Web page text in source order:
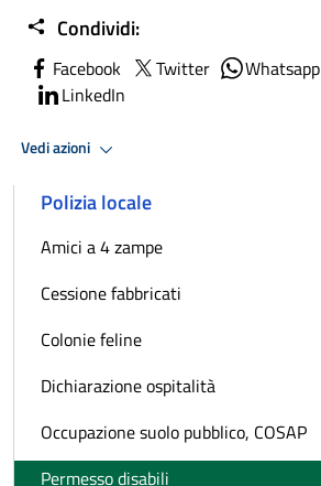
Condividi:
Facebook Twitter Whatsapp
LinkedIn
Vedi azioni
Polizia locale
Amici a 4 zampe
Cessione fabbricati
Colonie feline
Dichiarazione ospitalità
Occupazione suolo pubblico, COSAP
Permesso disabili